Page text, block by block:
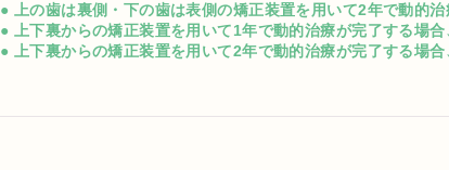
● 上の歯は裏側・下の歯は表側の矯正装置を用いて2年で動的
● 上下裏からの矯正装置を用いて1年で動的治療が完了する場
● 上下裏からの矯正装置を用いて2年で動的治療が完了する場